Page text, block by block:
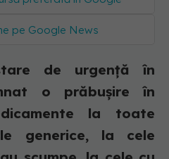
pe Google News
de urgență în
o prăbușire în
la toate
generice, la cele